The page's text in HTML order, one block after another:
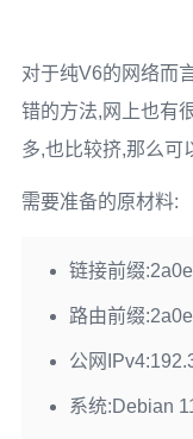
对于纯V6的网络而
错的方法,网上也有
多,也比较挤,那么可
需要准备的原材料:
链接前缀
路由前缀
公网
系统:Debian